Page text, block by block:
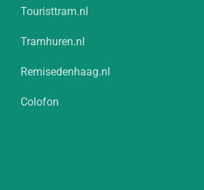
Touristtram.nl
Tramhuren.nl
Remisedenhaag.nl
Colofon